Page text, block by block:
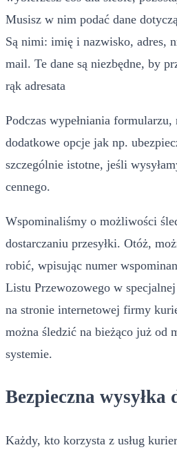
Musisz w nim podać dane
Są nimi: imię i nazwisko, adres,
mail. Te dane są niezbędne, by
rąk adresata
Podczas wypełniania
dodatkowe opcje jak np.
szczególnie istotne, jeśli
cennego.
Wspominaliśmy o możliwości
dostarczaniu przesyłki. Otóż,
robić, wpisując numer
Listu Przewozowego w
na stronie internetowej firmy
można śledzić na bieżąco już od
systemie.
Bezpieczna
Każdy, kto korzysta z usług